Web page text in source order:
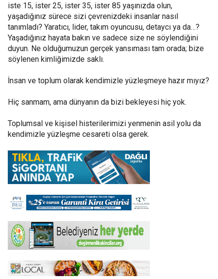
iste 15, ister 25, ister 35, ister 85 yaşınızda olun,
yaşadığınız sürece sizi çevrenizdeki insanlar nasıl
tanımladı? Yaratıcı, lider, takım oyuncusu, detaycı ya da…?
Yaşadığınız hayata bakın ve sadece size ne söylendiğini
duyun. Ne olduğumuzun gerçek yansıması tam orada; bize
söylenen kimliğimizde saklı.
İnsan ve toplum olarak kendimizle yüzleşmeye hazır mıyız?
Hiç sanmam, ama dünyanın da bizi bekleyesi hiç yok.
Toplumsal ve kişisel histerilerimizi yenmenin asil yolu da
kendimizle yüzleşme cesareti olsa gerek.